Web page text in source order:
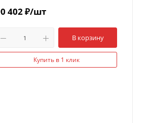
402₽/шт
В корзину
Купить в 1 клик